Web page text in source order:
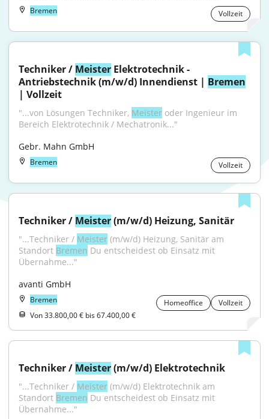
Bremen Vollzeit
Techniker / Meister Elektrotechnik -
Antriebstechnik (m/w/d) Innendienst | Bremen
| Vollzeit
"...von Lösungen Techniker, Meister oder Ingenieur im
Bereich Elektrotechnik / Mechatronik..."
Gebr. Mahn GmbH
Bremen Vollzeit
Techniker / Meister (m/w/d) Heizung, Sanitär
"...Techniker / Meister (m/w/d) Heizung, Sanitär am
Standort Bremen Du entscheidest ob Einsatz mit
Übernahme..."
avanti GmbH
Bremen Homeoffice
Vollzeit
Von 33.800,00 € bis 67.400,00 €
Techniker / Meister (m/w/d) Elektrotechnik
"...Techniker / Meister (m/w/d) Elektrotechnik am
Standort Bremen Du entscheidest ob Einsatz mit
Übernahme..."